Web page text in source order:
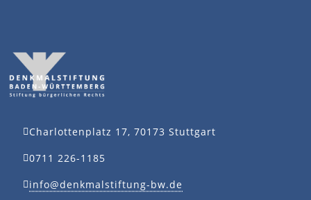
Charlottenplatz 17, 70173 Stuttgart
0711 226-1185
info@denkmalstiftung-bw.de